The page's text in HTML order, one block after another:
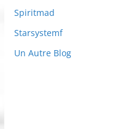
Spiritmad
Starsystemf
Un Autre Blog